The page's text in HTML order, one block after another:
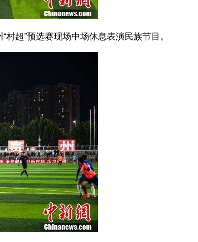
超”预选赛现场中场休息表演民族节目。